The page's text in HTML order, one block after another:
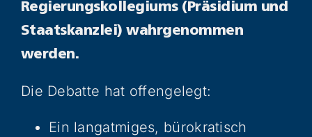
Regierungskollegiums (Präsidium und
Staatskanzlei) wahrgenommen
werden.
Die Debatte hat offengelegt:
Ein langatmiges, bürokratisch